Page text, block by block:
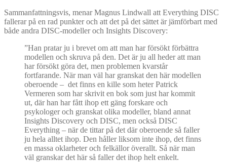
Sammanfattningsvis, menar Magnus Lindwall att Everything DISC
fallerar på en rad punkter och att det på det sättet är jämförbart med
både andra DISC-modeller och Insights Discovery:
”Han pratar ju i brevet om att man har försökt förbättra
modellen och skruva på den. Det är ju all heder att man
har försökt göra det, men problemen kvarstår
fortfarande. När man väl har granskat den här modellen
oberoende – det finns en kille som heter Patrick
Vermeren som har skrivit en bok som just har kommit
ut, där han har fått ihop ett gäng forskare och
psykologer och granskat olika modeller, bland annat
Insights Discovery och DISC, men också DISC
Everything – när de tittar på det där oberoende så faller
ju hela alltet ihop. Den håller liksom inte ihop, det finns
en massa oklarheter och felkällor överallt. Så när man
väl granskar det här så faller det ihop helt enkelt.